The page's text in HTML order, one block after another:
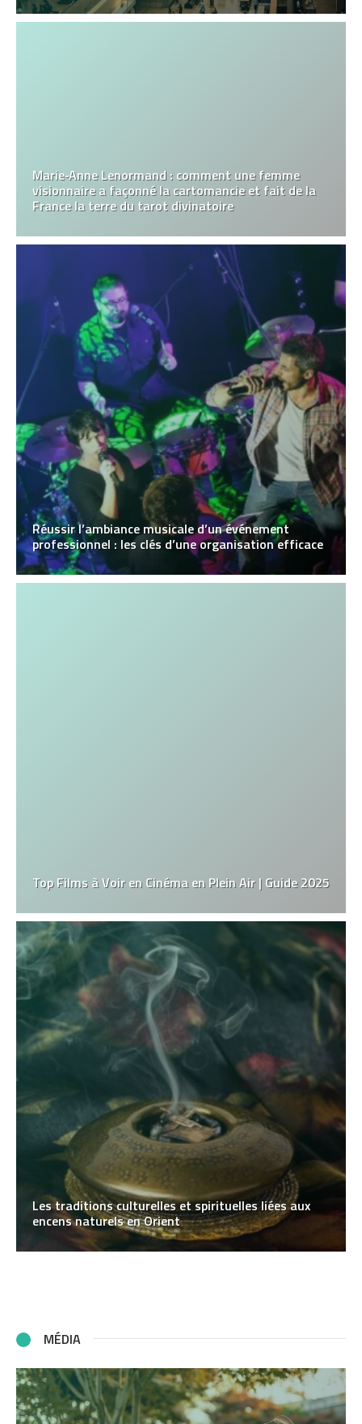
Marie‑Anne Lenormand : comment une femme
visionnaire a façonné la cartomancie et fait de la
France la terre du tarot divinatoire
Réussir l’ambiance musicale d’un événement
professionnel : les clés d’une organisation efficace
Top Films à Voir en Cinéma en Plein Air | Guide 2025
Les traditions culturelles et spirituelles liées aux
encens naturels en Orient
MÉDIA